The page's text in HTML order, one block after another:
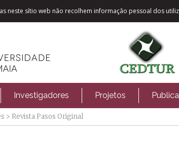
neste sítio web não recolhem informação pessoal dos
Investigadores Projetos
> Revista Pasos Original